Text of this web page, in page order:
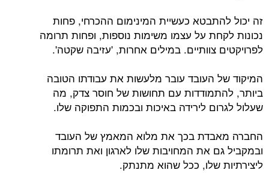
זה יכול להתבטא כעשיית המינימום ההכרחי, פחות
נכונות לקחת על עצמו משימות נוספות, ופחות תרומה
לפרויקטים צוותיים. במילים אחרות, 'עזיבה שקטה'.
המיקוד של העובד עובר מלעשות את עבודתו הטובה
ביותר, להתמודדות עם תחושות של חוסר צדק, מה
שעלול לגרום לירידה באיכות ובכמות התפוקה שלו.
החברה מאבדת בכך את מלוא המאמץ של העובד
ובמקביל גם את המחויבות שלו לארגון ואת תרומתו
ליצירתיות שלו, ככל שהוא מתנתק.